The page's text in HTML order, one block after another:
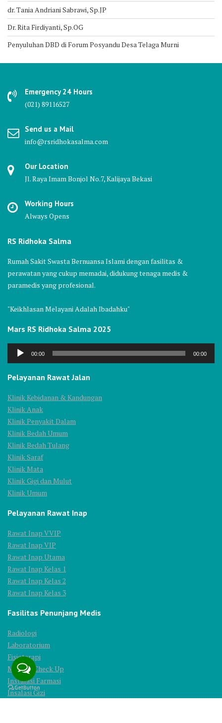
dr. Tania Andriani Sabrawi, Sp.JP
Dr. Rita Firdiyanti, Sp.OG
Penyuluhan DBD di Forum Posyandu Desa Telaga Murni
Emergency 24 Hours
(021) 89116527
Send us a Mail
info@rsridhokasalma.com
Our Location
Jl. Raya Imam Bonjol No.7, Kalijaya Bekasi
Working Hours
Always Opens
RS Ridhoka Salma
Rumah Sakit Swasta Bernuansa Islami dengan fasilitas &
perawatan yang cukup memadai, didukung tenaga medis &
paramedis yang profesional.
"Keikhlasan Melayani Adalah Ibadahku"
Mars RS Ridhoka Salma 2025
Audio
00:00 00:00
Pelayanan Rawat Jalan
Klinik Kebidanan & Kandungan
Klinik Anak
Klinik Penyakit Dalam
Klinik Bedah Umum
Klinik Bedah Tulang
Klinik Saraf
Klinik Mata
Klinik Gigi dan Mulut
Klinik Umum
Pelayanan Rawat Inap
Rawat Inap VVIP
Rawat Inap VIP
Rawat Inap Utama
Rawat Inap Kelas 1
Rawat Inap Kelas 2
Rawat Inap Kelas 3
Fasilitas Penunjang Medis
Radiologi
Laboratorium
Fisioterapi
Medical Check Up
Instalasi Farmasi
Insalasi Gizi